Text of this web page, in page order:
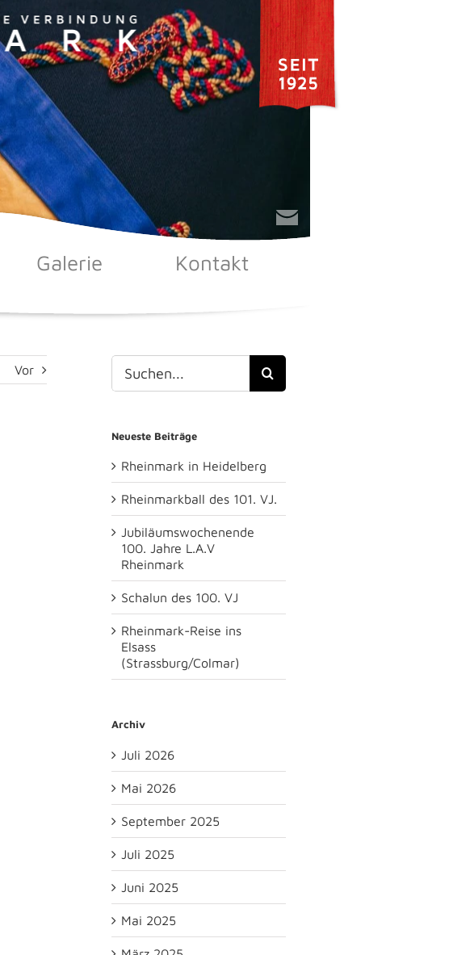
Galerie Kontakt
Vor
Suche
nach:
Neueste Beiträge
Rheinmark in Heidelberg
Rheinmarkball des 101. VJ.
Jubiläumswochenende
100. Jahre L.A.V
Rheinmark
Schalun des 100. VJ
Rheinmark-Reise ins
Elsass
(Strassburg/Colmar)
Archiv
Juli 2026
Mai 2026
September 2025
Juli 2025
Juni 2025
Mai 2025